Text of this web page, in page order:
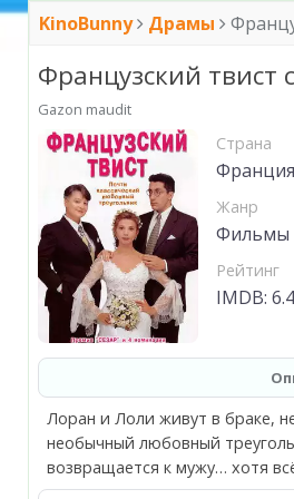
KinoBunny Драмы
Французский твист
Gazon maudit
Страна
Жанр
Фильмы
Рейтинг
IMDB: 6.4
Лоран и Лоли живут в браке,
необычный любовный
возвращается к мужу… хотя